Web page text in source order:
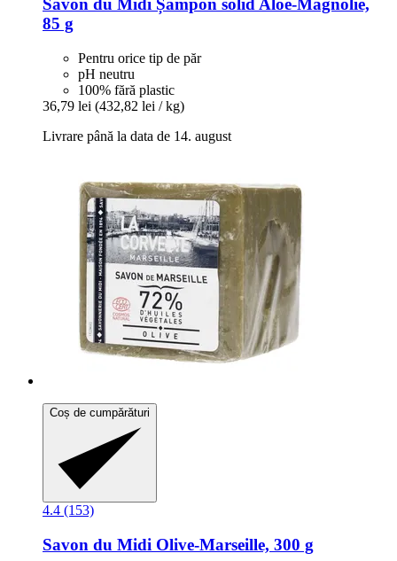
Savon du Midi Șampon solid Aloe-​Magnolie,
85 g
Pentru orice tip de păr
pH neutru
100% fără plastic
36,79 lei (432,82 lei / kg)
Livrare până la data de 14. august
Coș de cumpărături
4.4 (153)
Savon du Midi Olive-​Marseille, 300 g